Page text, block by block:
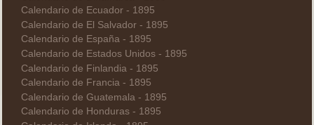
Calendario de Ecuador - 1895
Calendario de El Salvador - 1895
Calendario de España - 1895
Calendario de Estados Unidos - 1895
Calendario de Finlandia - 1895
Calendario de Francia - 1895
Calendario de Guatemala - 1895
Calendario de Honduras - 1895